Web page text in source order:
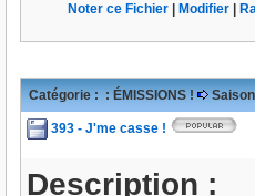
Noter ce Fichier Modifier
Catégorie : : ÉMISSIONS !
393 - J'me casse !
Description :